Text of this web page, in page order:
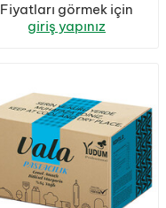
Fiyatları görmek için
giriş yapınız